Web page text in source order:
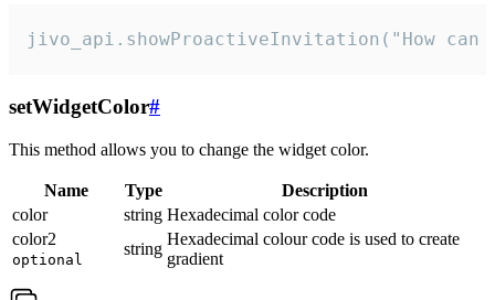
jivo_api.showProactiveInvitation("How
setWidgetColor#
This method allows you to change the widget color.
Name Type
Description
color
string Hexadecimal color code
color2
optional
string
Hexadecimal colour code is used to create
gradient